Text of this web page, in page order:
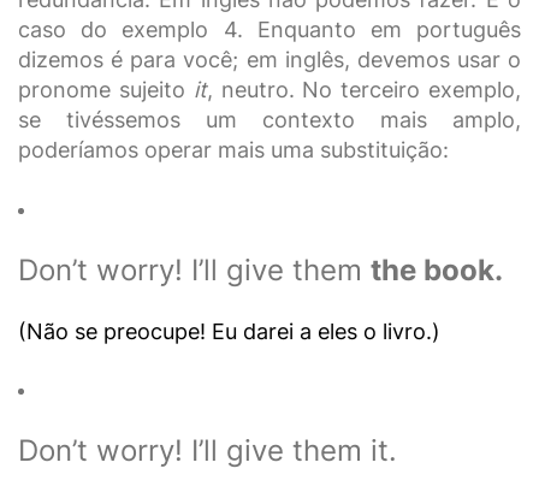
caso do exemplo 4. Enquanto em português
dizemos é para você; em inglês, devemos usar o
pronome sujeito it, neutro. No terceiro exemplo,
se tivéssemos um contexto mais amplo,
poderíamos operar mais uma substituição:
Don’t worry! I’ll give them the book.
(Não se preocupe! Eu darei a eles o livro.)
Don’t worry! I’ll give them it.